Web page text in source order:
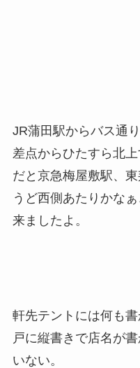
JR蒲田駅からバス通
差点からひたすら北
だと京急梅屋敷駅、
うど西側あたりかな
来ましたよ。
軒先テントには何も
戸に縦書きで店名が
いない。